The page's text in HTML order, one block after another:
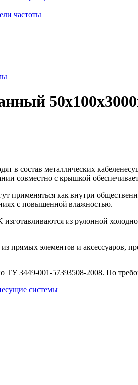
частоты
в состав металлических
совместно с крышкой
применяться как внутри
с повышенной влажностью.
из рулонной
прямых элементов и аксессуаров,
3449-001-57393508-2008. По
системы